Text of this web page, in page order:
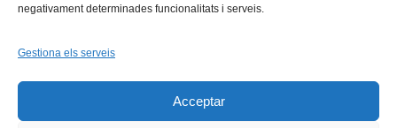
negativament determinades funcionalitats i serveis.
Gestiona els serveis
Acceptar
Instagram
Flickr
INICI QUI SOM PROGRAMES